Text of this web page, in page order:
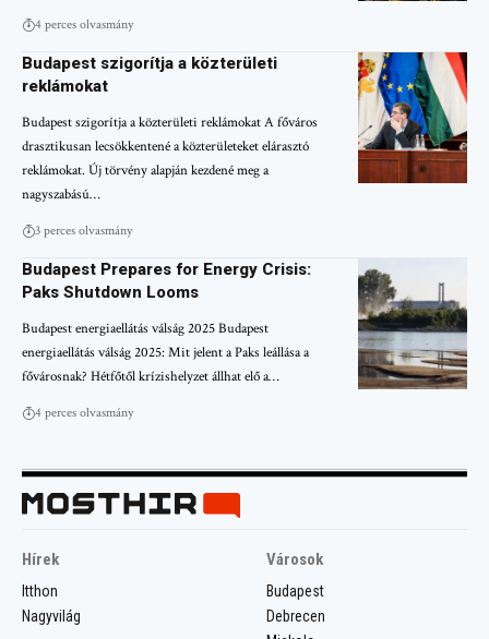
4 perces olvasmány
Budapest szigorítja a közterületi
reklámokat
Budapest szigorítja a közterületi reklámokat A főváros
drasztikusan lecsökkentené a közterületeket elárasztó
reklámokat. Új törvény alapján kezdené meg a
nagyszabású…
3 perces olvasmány
Budapest Prepares for Energy Crisis:
Paks Shutdown Looms
Budapest energiaellátás válság 2025 Budapest
energiaellátás válság 2025: Mit jelent a Paks leállása a
fővárosnak? Hétfőtől krízishelyzet állhat elő a…
4 perces olvasmány
Hírek
Itthon
Nagyvilág
Városok
Budapest
Debrecen